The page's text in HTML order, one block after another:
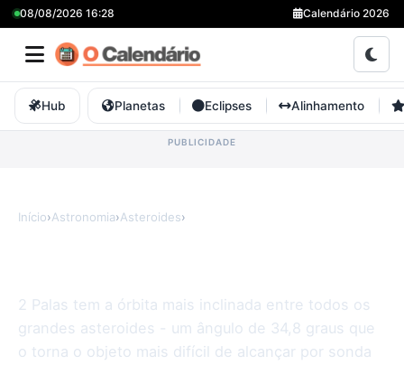
08/08/2026 16:28 Calendário 2026
Hub Planetas Eclipses Alinhamento
Início›Astronomia›Asteroides›
2 Palas tem a órbita mais inclinada entre todos os
grandes asteroides - um ângulo de 34,8 graus que
o torna o objeto mais difícil de alcançar por sonda